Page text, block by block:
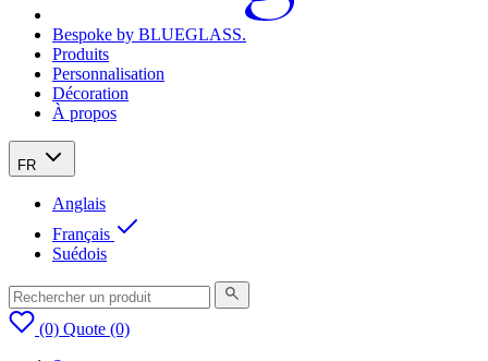
Bespoke by BLUEGLASS.
Produits
Personnalisation
Décoration
À propos
FR
Anglais
Français
Suédois
(0) Quote (0)